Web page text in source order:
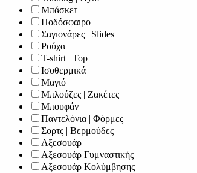
Μπάσκετ
Ποδόσφαιρο
Σαγιονάρες | Slides
Ρούχα
T-shirt | Top
Ισοθερμικά
Μαγιό
Μπλούζες | Ζακέτες
Μπουφάν
Παντελόνια | Φόρμες
Σορτς | Βερμούδες
Αξεσουάρ
Αξεσουάρ Γυμναστικής
Αξεσουάρ Κολύμβησης